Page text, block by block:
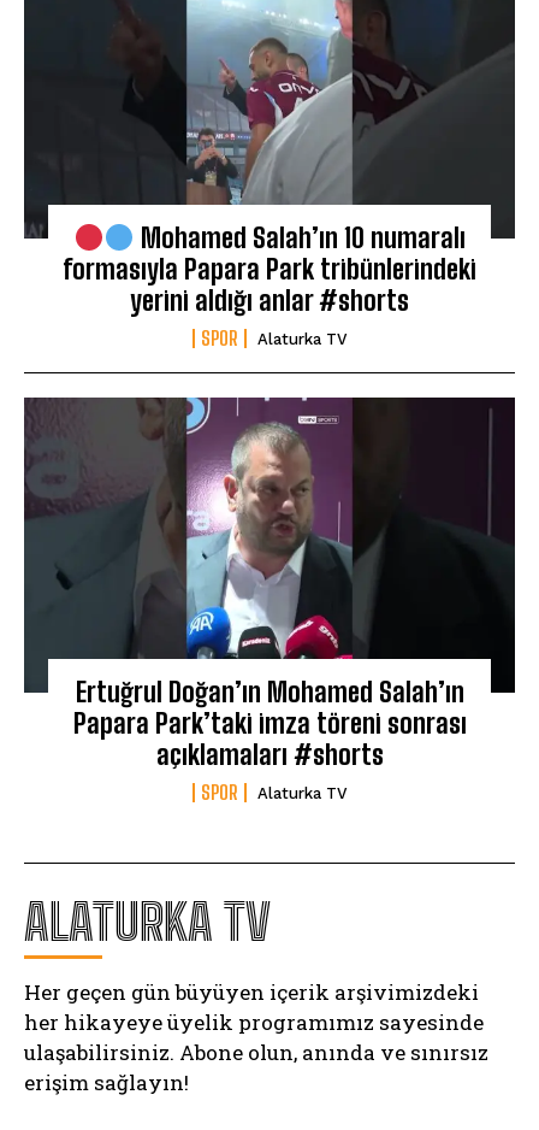
Mohamed Salah’ın 10 numaralı
formasıyla Papara Park tribünlerindeki
yerini aldığı anlar #shorts
SPOR Alaturka TV
Ertuğrul Doğan’ın Mohamed Salah’ın
Papara Park’taki imza töreni sonrası
açıklamaları #shorts
SPOR Alaturka TV
ALATURKA TV
Her geçen gün büyüyen içerik arşivimizdeki
her hikayeye üyelik programımız sayesinde
ulaşabilirsiniz. Abone olun, anında ve sınırsız
erişim sağlayın!